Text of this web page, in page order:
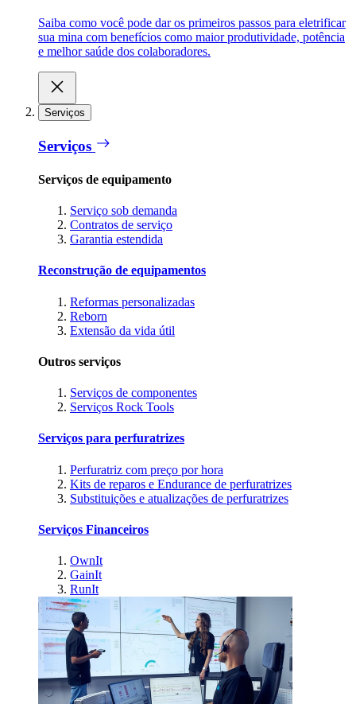
Saiba como você pode dar os primeiros passos para eletrificar
sua mina com benefícios como maior produtividade, potência
e melhor saúde dos colaboradores.
Serviços
Serviços
Serviços de equipamento
Serviço sob demanda
Contratos de serviço
Garantia estendida
Reconstrução de equipamentos
Reformas personalizadas
Reborn
Extensão da vida útil
Outros serviços
Serviços de componentes
Serviços Rock Tools
Serviços para perfuratrizes
Perfuratriz com preço por hora
Kits de reparos e Endurance de perfuratrizes
Substituições e atualizações de perfuratrizes
Serviços Financeiros
OwnIt
GainIt
RunIt